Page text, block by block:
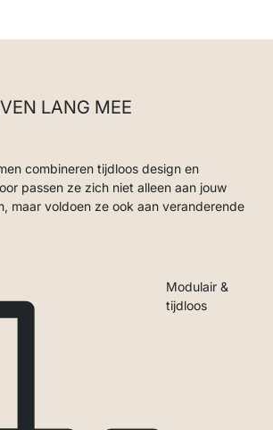
LANG MEE
combineren tijdloos design en
passen ze zich niet alleen aan jouw
maar voldoen ze ook aan veranderende
Modulair &
tijdloos